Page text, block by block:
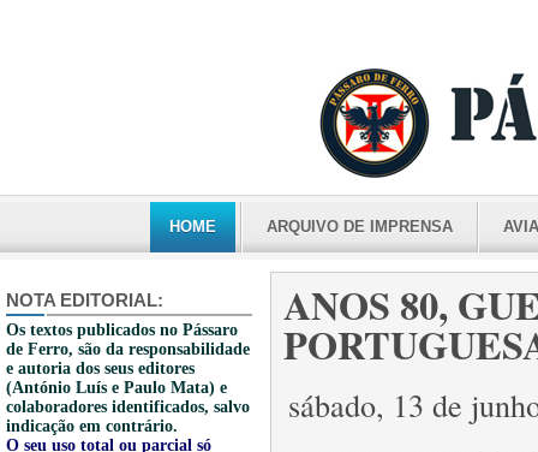
HOME ARQUIVO DE IMPRENSA
NOTA EDITORIAL:
Os textos publicados no Pássaro
de Ferro, são da responsabilidade
e autoria dos seus editores
(António Luís e Paulo Mata) e
colaboradores identificados, salvo
indicação em contrário.
O seu uso total ou parcial só
ANOS 80,
sábado, 13 de